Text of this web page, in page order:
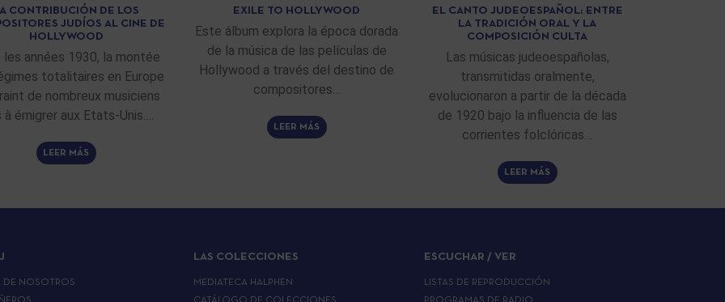
CONTRIBUCIÓN DE LOS
JUDÍOS AL CINE DE
HOLLYWOOD
les années 1930, la montée
totalitaires en Europe
de nombreux musiciens
à émigrer aux Etats-Unis.…
LEER MÁS
EXILE TO HOLLYWOOD
Este álbum explora la época dorada
de la música de las películas de
Hollywood a través del destino de
compositores…
LEER MÁS
EL CANTO JUDEOESPAÑOL: ENTRE
LA TRADICIÓN ORAL Y LA
COMPOSICIÓN CULTA
Las músicas judeoespañolas,
transmitidas oralmente,
evolucionaron a partir de la década
de 1920 bajo la influencia de las
corrientes folclóricas…
LEER MÁS
DE NOSOTROS
LAS COLECCIONES
MEDIATECA HALPHEN
CATÁLOGO DE COLECCIONES
ESCUCHAR / VER
LISTAS DE REPRODUCCIÓN
PROGRAMAS DE RADIO